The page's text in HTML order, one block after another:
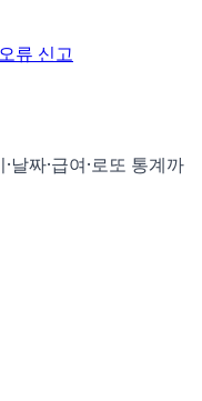
오류 신고
짜·급여·로또 통계까